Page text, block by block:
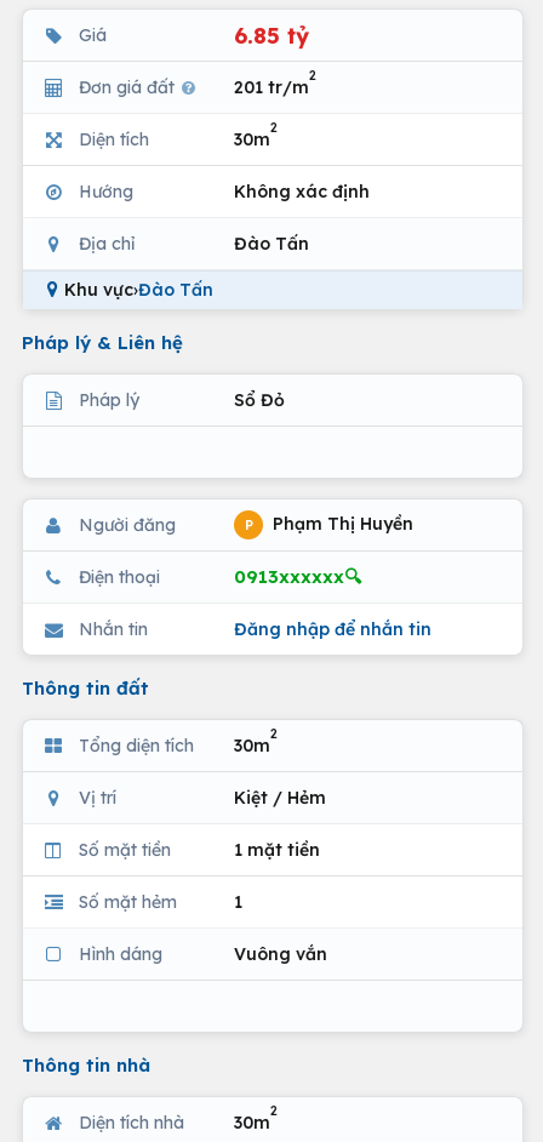
Giá 6.85 tỷ
Đơn giá đất 201 tr/m
2
Diện tích 30m
2
Hướng Không xác định
Địa chỉ Đào Tấn
Khu vực›Đào Tấn
Pháp lý & Liên hệ
Pháp lý Sổ Đỏ
Người đăng P Phạm Thị Huyền
Điện thoại 0913xxxxxx🔍
Nhắn tin Đăng nhập để nhắn tin
Thông tin đất
Tổng diện tích 30m
2
Vị trí Kiệt / Hẻm
Số mặt tiền 1 mặt tiền
Số mặt hẻm 1
Hình dáng Vuông vắn
Thông tin nhà
Diện tích nhà 30m
2